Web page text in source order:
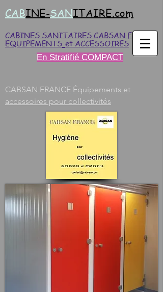
CABINE-SANITAIRE.com
CABINES SANITAIRES CABSAN FRANCE
EQUIPEMENTS et ACCESSOIRES
En Stratifié COMPACT
CABSAN FRANCE Équipements et
accessoires pour collectivités